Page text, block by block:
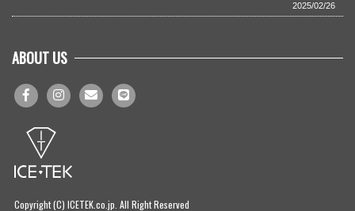
2025/02/26
ABOUT US
Copyright (C) ICETEK.co.jp. All Right Reserved